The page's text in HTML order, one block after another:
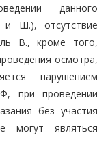
данного
и Ш.), отсутствие
В., кроме того,
осмотра,
нарушением
при проведении
без участия
являться